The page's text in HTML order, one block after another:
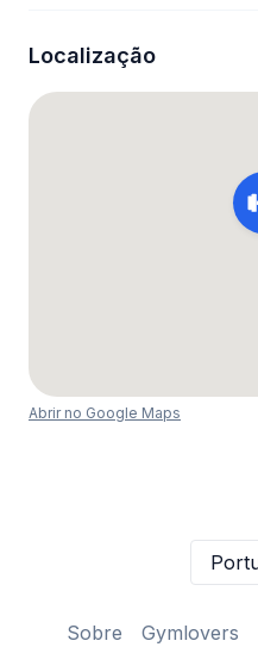
Localização
Abrir no Google Maps
Sobre Gymlovers